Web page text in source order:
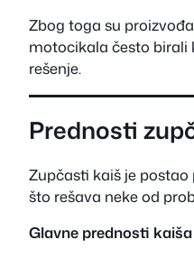
Zbog toga su
motocikala često birali
rešenje.
Prednosti
Zupčasti kaiš je
što rešava neke od
Glavne prednosti kaiša